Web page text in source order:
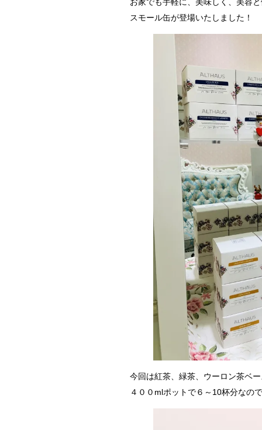
お家でも手軽に、美味しく、美容
スモール缶が登場いたしました！
今回は紅茶、緑茶、ウーロン茶ベ
４００mlポットで６～10杯分なの